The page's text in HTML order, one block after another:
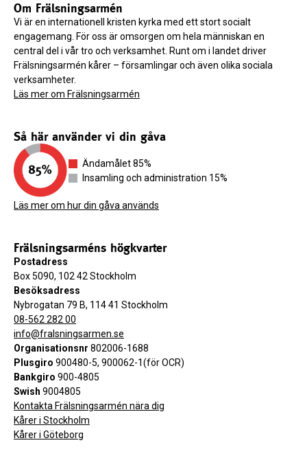
Om Frälsningsarmén
Vi är en internationell kristen kyrka med ett stort socialt
engagemang. För oss är omsorgen om hela människan en
central del i vår tro och verksamhet. Runt om i landet driver
Frälsningsarmén kårer – församlingar och även olika sociala
verksamheter.
Läs mer om Frälsningsarmén
Så här använder vi din gåva
Ändamålet 85%
Insamling och administration 15%
Läs mer om hur din gåva används
Frälsningsarméns högkvarter
Postadress
Box 5090, 102 42 Stockholm
Besöksadress
Nybrogatan 79 B, 114 41 Stockholm
08-562 282 00
info@fralsningsarmen.se
Organisationsnr 802006-1688
Plusgiro 900480-5, 900062-1(för OCR)
Bankgiro 900-4805
Swish 9004805
Kontakta Frälsningsarmén nära dig
Kårer i Stockholm
Kårer i Göteborg